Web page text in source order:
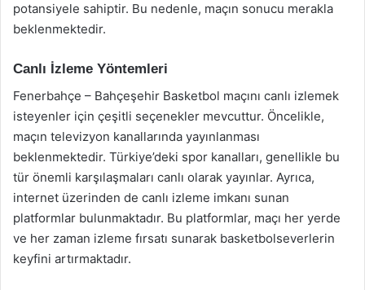
potansiyele sahiptir. Bu nedenle, maçın sonucu merakla
beklenmektedir.
Canlı İzleme Yöntemleri
Fenerbahçe – Bahçeşehir Basketbol maçını canlı izlemek
isteyenler için çeşitli seçenekler mevcuttur. Öncelikle,
maçın televizyon kanallarında yayınlanması
beklenmektedir. Türkiye’deki spor kanalları, genellikle bu
tür önemli karşılaşmaları canlı olarak yayınlar. Ayrıca,
internet üzerinden de canlı izleme imkanı sunan
platformlar bulunmaktadır. Bu platformlar, maçı her yerde
ve her zaman izleme fırsatı sunarak basketbolseverlerin
keyfini artırmaktadır.